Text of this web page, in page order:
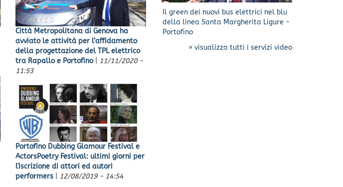
Città Metropolitana di Genova ha
avviato le attività per l’affidamento
della progettazione del TPL elettrico
tra Rapallo e Portofino
11/11/2020 -
11:53
Portofino Dubbing Glamour Festival e
ActorsPoetry Festival: ultimi giorni per
l'iscrizione di attori ed autori
performers
12/08/2019 - 14:54
Il green dei nuovi bus elettrici nel blu
della linea Santa Margherita Ligure -
Portofino
» visualizza tutti i servizi video